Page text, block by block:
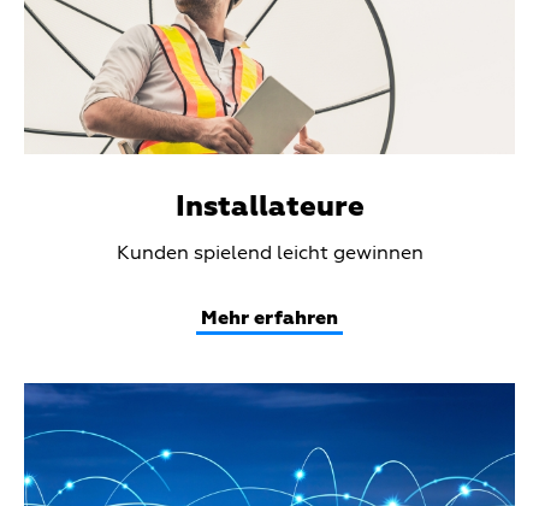
Installateure
Kunden spielend leicht gewinnen
Mehr erfahren
Teaser